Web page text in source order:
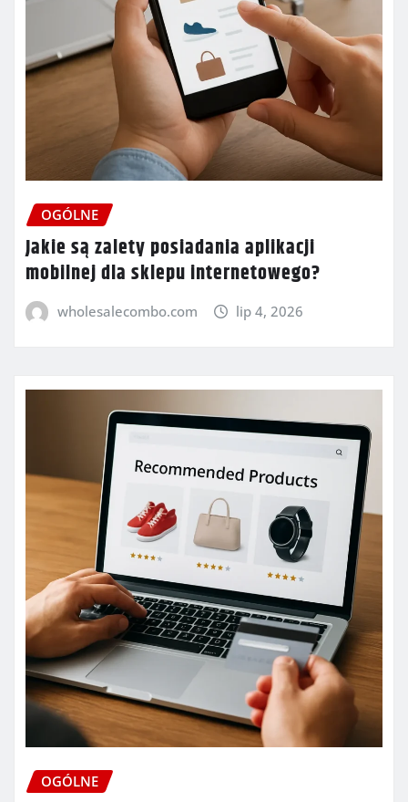
OGÓLNE
Jakie są zalety posiadania aplikacji
mobilnej dla sklepu internetowego?
wholesalecombo.com lip 4, 2026
OGÓLNE